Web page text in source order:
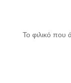
Το φιλικό που